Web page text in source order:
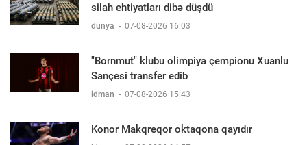
silah ehtiyatları dibə düşdü
dünya - 07-08-2026 16:03
"Bornmut" klubu olimpiya çempionu Xuanlu
Sançesi transfer edib
idman - 07-08-2026 15:43
Konor Makqreqor oktaqona qayıdır